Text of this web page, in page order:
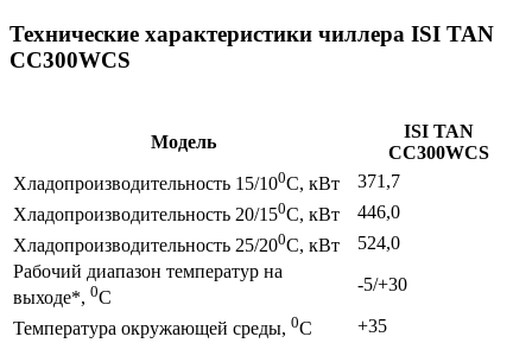
Технические характеристики чиллера ISI TAN
CC300WCS
Модель
ISI TAN
CC300WCS
Хладопроизводительность 15/100C, кВт
371,7
Хладопроизводительность 20/150C, кВт
446,0
Хладопроизводительность 25/200C, кВт
524,0
Рабочий диапазон температур на
выходе*, 0C
-5/+30
Температура окружающей среды, 0C
+35